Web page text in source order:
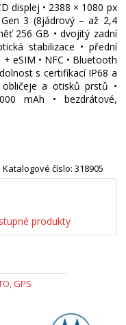
displej • 2388 × 1080 px
3 (8jádrový – až 2,4
256 GB • dvojitý zadní
stabilizace • přední
eSIM • NFC • Bluetooth
s certifikací IP68 a
a otisků prstů •
mAh • bezdrátové,
Katalogové číslo: 318905
produkty
GPS